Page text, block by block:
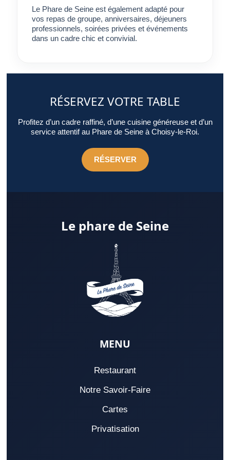
qualité complète de son accueil.
Le Phare de Seine est également adapté pour
vos repas de groupe, anniversaires, déjeuners
professionnels, soirées privées et événements
dans un cadre chic et convivial.
RÉSERVEZ VOTRE TABLE
Profitez d’un cadre raffiné, d’une cuisine généreuse et d’un
service attentif au Phare de Seine à Choisy-le-Roi.
RÉSERVER
Le phare de Seine
MENU
Restaurant
Notre Savoir-Faire
Cartes
Privatisation